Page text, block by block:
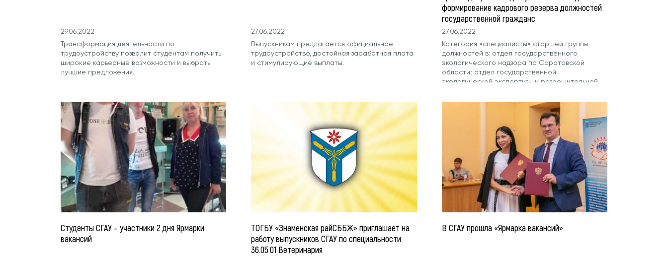
29.06.2022
Трансформация деятельности по
трудоустройству позволит студентам получить
широкие карьерные возможности и выбрать
лучшие предложения.
27.06.2022
Выпускникам предлагается официальное
трудоустройство, достойная заработная плата
и стимулирующие выплаты.
формирование кадрового резерва должностей
государственной гражданс
27.06.2022
Категория «специалисты» старшей группы
должностей в: отдел государственного
экологического надзора по Саратовской
области; отдел государственной
экологической экспертизы и разрешительной
Студенты СГАУ – участники 2 дня Ярмарки
вакансий
ТОГБУ «Знаменская райСББЖ» приглашает на
работу выпускников СГАУ по специальности
36.05.01 Ветеринария
В СГАУ прошла «Ярмарка вакансий»